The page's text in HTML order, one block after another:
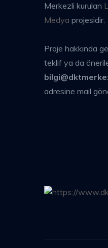
Merkezli kurulan
Medya projesidir.
Proje hakkında
teklif ya da
adresine mail